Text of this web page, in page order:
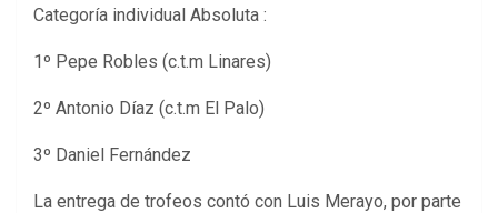
Categoría individual Absoluta :
1º Pepe Robles (c.t.m Linares)
2º Antonio Díaz (c.t.m El Palo)
3º Daniel Fernández
La entrega de trofeos contó con Luis Merayo, por parte